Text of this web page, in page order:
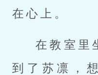
在心上。
在教室里
到了苏凛，